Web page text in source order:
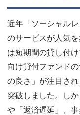
近年「ソーシャルレ
のサービスが人気
は短期間の貸し付
向け貸付ファンド
の良さ」が注目さ
突破しました。し
や「返済遅延」、事